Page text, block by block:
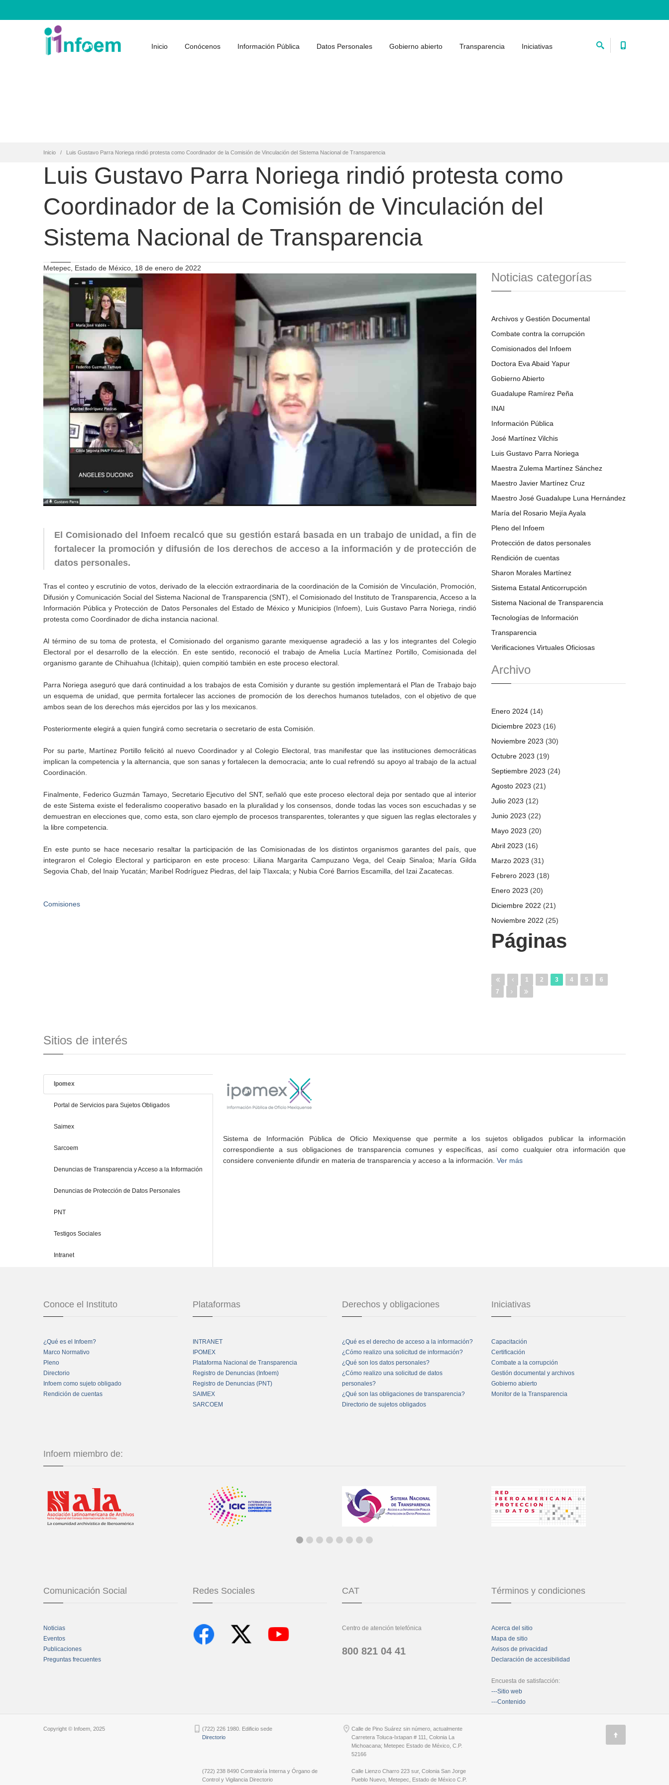
Inicio Conócenos Información Pública Datos Personales Gobierno abierto Transparencia Iniciativas
Inicio Luis Gustavo Parra Noriega rindió protesta como Coordinador de la Comisión de Vinculación del Sistema Nacional de Transparencia
Luis Gustavo Parra Noriega rindió protesta como
Coordinador de la Comisión de Vinculación del
Sistema Nacional de Transparencia
Metepec, Estado de México, 18 de enero de 2022
El Comisionado del Infoem recalcó que su gestión estará basada en un trabajo de unidad, a fin de
fortalecer la promoción y difusión de los derechos de acceso a la información y de protección de
datos personales.
Tras el conteo y escrutinio de votos, derivado de la elección extraordinaria de la coordinación de la Comisión de Vinculación, Promoción,
Difusión y Comunicación Social del Sistema Nacional de Transparencia (SNT), el Comisionado del Instituto de Transparencia, Acceso a la
Información Pública y Protección de Datos Personales del Estado de México y Municipios (Infoem), Luis Gustavo Parra Noriega, rindió
protesta como Coordinador de dicha instancia nacional.
Al término de su toma de protesta, el Comisionado del organismo garante mexiquense agradeció a las y los integrantes del Colegio
Electoral por el desarrollo de la elección. En este sentido, reconoció el trabajo de Amelia Lucía Martínez Portillo, Comisionada del
organismo garante de Chihuahua (Ichitaip), quien compitió también en este proceso electoral.
Parra Noriega aseguró que dará continuidad a los trabajos de esta Comisión y durante su gestión implementará el Plan de Trabajo bajo
un esquema de unidad, que permita fortalecer las acciones de promoción de los derechos humanos tutelados, con el objetivo de que
ambos sean de los derechos más ejercidos por las y los mexicanos.
Posteriormente elegirá a quien fungirá como secretaria o secretario de esta Comisión.
Por su parte, Martínez Portillo felicitó al nuevo Coordinador y al Colegio Electoral, tras manifestar que las instituciones democráticas
implican la competencia y la alternancia, que son sanas y fortalecen la democracia; ante lo cual refrendó su apoyo al trabajo de la actual
Coordinación.
Finalmente, Federico Guzmán Tamayo, Secretario Ejecutivo del SNT, señaló que este proceso electoral deja por sentado que al interior
de este Sistema existe el federalismo cooperativo basado en la pluralidad y los consensos, donde todas las voces son escuchadas y se
demuestran en elecciones que, como esta, son claro ejemplo de procesos transparentes, tolerantes y que siguen las reglas electorales y
la libre competencia.
En este punto se hace necesario resaltar la participación de las Comisionadas de los distintos organismos garantes del país, que
integraron el Colegio Electoral y participaron en este proceso: Liliana Margarita Campuzano Vega, del Ceaip Sinaloa; María Gilda
Segovia Chab, del Inaip Yucatán; Maribel Rodríguez Piedras, del Iaip Tlaxcala; y Nubia Coré Barrios Escamilla, del Izai Zacatecas.
Comisiones
Noticias categorías
Archivos y Gestión Documental
Combate contra la corrupción
Comisionados del Infoem
Doctora Eva Abaid Yapur
Gobierno Abierto
Guadalupe Ramírez Peña
INAI
Información Pública
José Martínez Vilchis
Luis Gustavo Parra Noriega
Maestra Zulema Martínez Sánchez
Maestro Javier Martínez Cruz
Maestro José Guadalupe Luna Hernández
María del Rosario Mejía Ayala
Pleno del Infoem
Protección de datos personales
Rendición de cuentas
Sharon Morales Martínez
Sistema Estatal Anticorrupción
Sistema Nacional de Transparencia
Tecnologías de Información
Transparencia
Verificaciones Virtuales Oficiosas
Archivo
Enero 2024 (14)
Diciembre 2023 (16)
Noviembre 2023 (30)
Octubre 2023 (19)
Septiembre 2023 (24)
Agosto 2023 (21)
Julio 2023 (12)
Junio 2023 (22)
Mayo 2023 (20)
Abril 2023 (16)
Marzo 2023 (31)
Febrero 2023 (18)
Enero 2023 (20)
Diciembre 2022 (21)
Noviembre 2022 (25)
Páginas
1 2 3 4 5
6
7
Sitios de interés
Ipomex
Portal de Servicios para Sujetos Obligados
Saimex
Sarcoem
Denuncias de Transparencia y Acceso a la Información
Denuncias de Protección de Datos Personales
PNT
Testigos Sociales
Intranet
Sistema de Información Pública de Oficio Mexiquense que permite a los sujetos obligados publicar la información
correspondiente a sus obligaciones de transparencia comunes y específicas, así como cualquier otra información que
considere conveniente difundir en materia de transparencia y acceso a la información. Ver más
Conoce el Instituto
¿Qué es el Infoem?
Marco Normativo
Pleno
Directorio
Infoem como sujeto obligado
Rendición de cuentas
Plataformas
INTRANET
IPOMEX
Plataforma Nacional de Transparencia
Registro de Denuncias (Infoem)
Registro de Denuncias (PNT)
SAIMEX
SARCOEM
Derechos y obligaciones
¿Qué es el derecho de acceso a la información?
¿Cómo realizo una solicitud de información?
¿Qué son los datos personales?
¿Cómo realizo una solicitud de datos
personales?
¿Qué son las obligaciones de transparencia?
Directorio de sujetos obligados
Iniciativas
Capacitación
Certificación
Combate a la corrupción
Gestión documental y archivos
Gobierno abierto
Monitor de la Transparencia
Infoem miembro de:
Comunicación Social
Noticias
Eventos
Publicaciones
Preguntas frecuentes
Redes Sociales CAT
Centro de atención telefónica
800 821 04 41
Términos y condiciones
Acerca del sitio
Mapa de sitio
Avisos de privacidad
Declaración de accesibilidad
Encuesta de satisfacción:
---Sitio web
---Contenido
Copyright © Infoem, 2025
(722) 226 1980. Edificio sede
Directorio
(722) 238 8490 Contraloría Interna y Órgano de
Control y Vigilancia Directorio
Calle de Pino Suárez sin número, actualmente
Carretera Toluca-Ixtapan # 111, Colonia La
Michoacana; Metepec Estado de México, C.P.
52166
Calle Lienzo Charro 223 sur, Colonia San Jorge
Pueblo Nuevo, Metepec, Estado de México C.P.